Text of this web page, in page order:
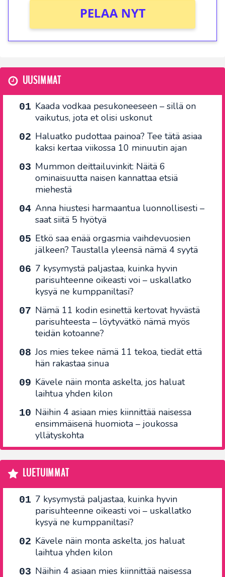
PELAA NYT
UUSIMMAT
Kaada vodkaa pesukoneeseen – sillä on
vaikutus, jota et olisi uskonut
Haluatko pudottaa painoa? Tee tätä asiaa
kaksi kertaa viikossa 10 minuutin ajan
Mummon deittailuvinkit: Näitä 6
ominaisuutta naisen kannattaa etsiä
miehestä
Anna hiustesi harmaantua luonnollisesti –
saat siitä 5 hyötyä
Etkö saa enää orgasmia vaihdevuosien
jälkeen? Taustalla yleensä nämä 4 syytä
7 kysymystä paljastaa, kuinka hyvin
parisuhteenne oikeasti voi – uskallatko
kysyä ne kumppaniltasi?
Nämä 11 kodin esinettä kertovat hyvästä
parisuhteesta – löytyvätkö nämä myös
teidän kotoanne?
Jos mies tekee nämä 11 tekoa, tiedät että
hän rakastaa sinua
Kävele näin monta askelta, jos haluat
laihtua yhden kilon
Näihin 4 asiaan mies kiinnittää naisessa
ensimmäisenä huomiota – joukossa
yllätyskohta
LUETUIMMAT
7 kysymystä paljastaa, kuinka hyvin
parisuhteenne oikeasti voi – uskallatko
kysyä ne kumppaniltasi?
Kävele näin monta askelta, jos haluat
laihtua yhden kilon
Näihin 4 asiaan mies kiinnittää naisessa